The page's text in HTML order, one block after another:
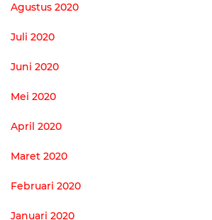
Agustus 2020
Juli 2020
Juni 2020
Mei 2020
April 2020
Maret 2020
Februari 2020
Januari 2020